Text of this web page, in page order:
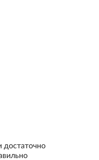
достаточно